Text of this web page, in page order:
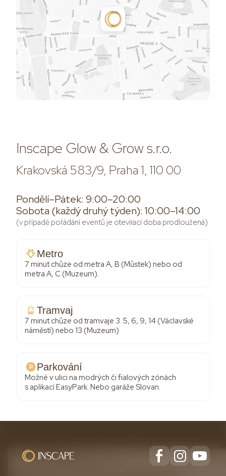
Inscape Glow & Grow s.r.o.
Krakovská 583/9, Praha 1, 110 00
Pondělí–Pátek: 9:00–20:00
Sobota (každý druhý týden): 10:00–14:00
(v případě pořádání eventů je otevírací doba prodloužená)
Metro
7 minut chůze od metra A, B (Můstek) nebo od
metra A, C (Muzeum).
Tramvaj
7 minut chůze od tramvaje 3. 5, 6, 9, 14 (Václavské
náměstí) nebo 13 (Muzeum)
Parkování
Možné v ulici na modrých či fialových zónách
s aplikací EasyPark. Nebo garáže Slovan.